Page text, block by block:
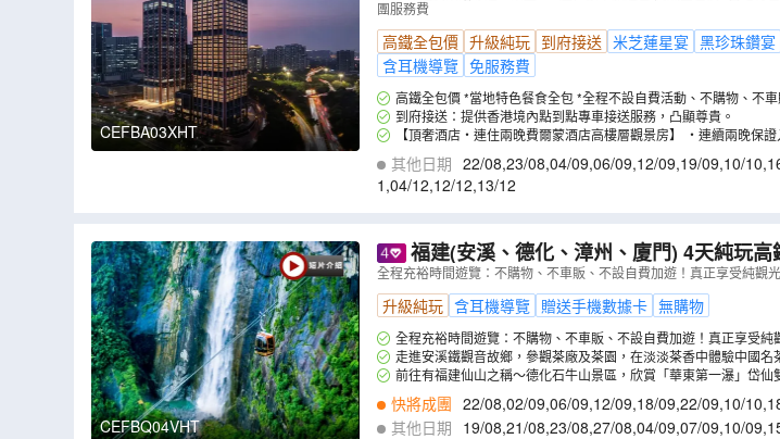
CEFBA03XHT
團服務費
高鐵全包價 升級純玩 到府接送 米芝蓮星宴 黑珍珠鑽宴
含耳機導覽 免服務費
高鐵全包價 *當地特色餐食全包 *全程不設自費活動、
到府接送：提供香港境內點到點專車接送服務，凸顯尊貴。
【頂奢酒店‧連住兩晚費爾蒙酒店高樓層觀景房】 ‧連續兩晚保
店」，升級高層全景飄窗五緣灣觀景房，約462平方呎起寬敞空間配
溫泳池、費爾蒙專業水療、多間特色餐廳及頂層航空主題酒吧，度假
其他日期 22/08,23/08,04/09,06/09,12/09,19/09,10/10,
1 ,04/12,12/12,13/12
CEFBQ04VHT
福建(安溪、德化、漳州、廈門) 4天純玩高鐵團 鐵觀音故鄉安溪、茶園體
茶、世界瓷都德化~瓷藝城、石牛山景區、漳
溫泉)（CEFBQ04VHT）
全程充裕時間遊覽：不購物、不車販、不設自費加遊！真正享受純觀光
升級純玩 含耳機導覽 贈送手機數據卡 無購物
全程充裕時間遊覽：不購物、不車販、不設自費加遊！真正享受純
走進安溪鐵觀音故鄉，參觀茶廠及茶園，在淡淡茶香中體驗中國
前往有福建仙山之稱～德化石牛山景區，欣賞「華東第一瀑」岱
亞洲第二長索道，俯瞰瀑布、斷崖、森林等壯麗景色。新式爬山體驗
快將成團 22/08,02/09,06/09,12/09,18/09,22/09,10/10,
2 28/12
其他日期 19/08,21/08,23/08,27/08,04/09,07/09,10/09,